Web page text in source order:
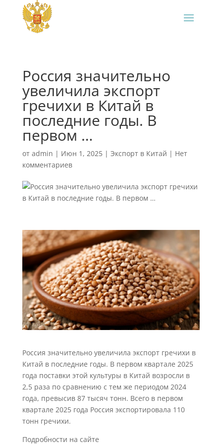
Россия значительно
увеличила экспорт
гречихи в Китай в
последние годы. В
первом …
от admin | Июн 1, 2025| Экспорт в Китай | Нет
комментариев
Россия значительно увеличила экспорт гречихи в
Китай в последние годы. В первом квартале 2025
года поставки этой культуры в Китай возросли в
2,5 раза по сравнению с тем же периодом 2024
года, превысив 87 тысяч тонн. Всего в первом
квартале 2025 года Россия экспортировала 110
тонн гречихи.
Подробности на сайте